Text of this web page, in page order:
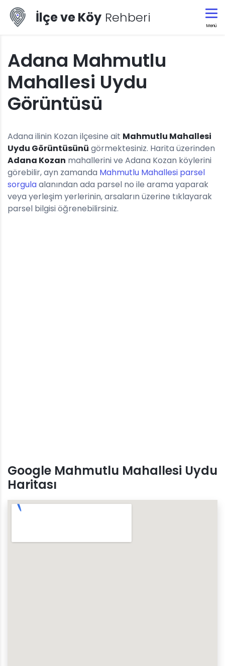
İlçe ve Köy Rehberi
Menü
Adana Mahmutlu
Mahallesi Uydu
Görüntüsü
Adana ilinin Kozan ilçesine ait Mahmutlu Mahallesi
Uydu Görüntüsünü görmektesiniz. Harita üzerinden
Adana Kozan mahallerini ve Adana Kozan köylerini
görebilir, ayn zamanda Mahmutlu Mahallesi parsel
sorgulaalanından ada parsel no ile arama yaparak
veya yerleşim yerlerinin, arsaların üzerine tıklayarak
parsel bilgisi öğrenebilirsiniz.
Google Mahmutlu Mahallesi Uydu
Haritası